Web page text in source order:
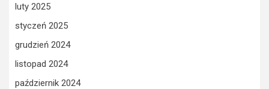
luty 2025
styczeń 2025
grudzień 2024
listopad 2024
październik 2024